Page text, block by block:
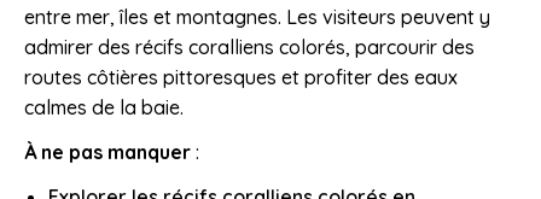
entre mer, îles et montagnes. Les visiteurs peuvent y
admirer des récifs coralliens colorés, parcourir des
routes côtières pittoresques et profiter des eaux
calmes de la baie.
À ne pas manquer :